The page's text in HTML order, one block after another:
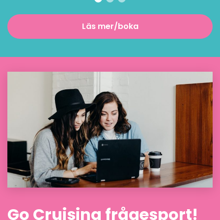
Läs mer/boka
Go Cruising frågesport!